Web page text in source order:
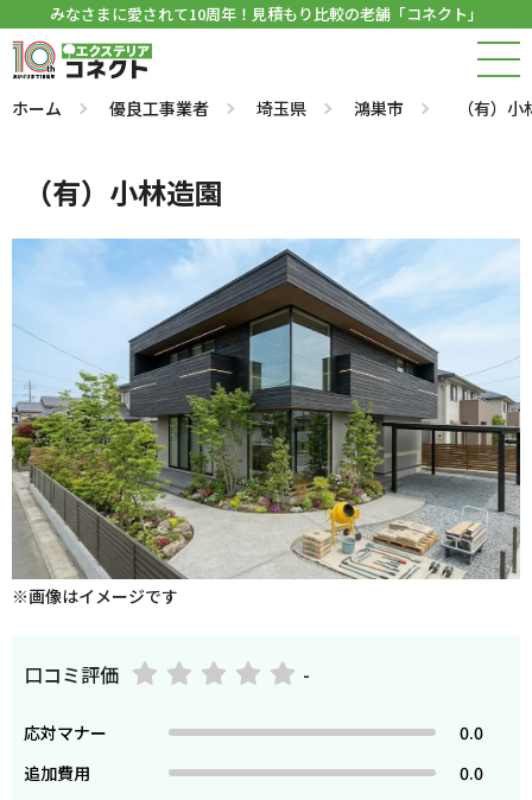
みなさまに愛されて10周年！見積もり比較の老舗「コネクト」
ホーム 優良工事業者 埼玉県 鴻巣市 （有）
（有）小林造園
※画像はイメージです
口コミ評価 -
応対マナー
0.0
追加費用
0.0